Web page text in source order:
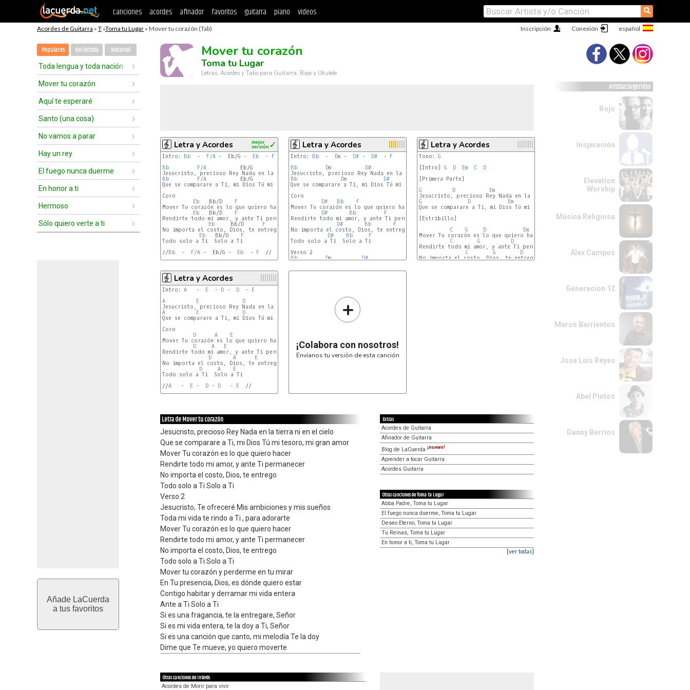
canciones acordes afinador favoritos guitarra piano videos ⚲
Acordes de Guitarra » T »Toma tu Lugar » Mover tu corazón (Tab) Conexión
Inscripción
Populares del Artista Historial
Toda lengua y toda nación
Mover tu corazón
Aquí te esperaré
Santo (una cosa)
No vamos a parar
Hay un rey
El fuego nunca duerme
En honor a ti
Hermoso
Sólo quiero verte a ti
Añade LaCuerda
a tus favoritos
Mover tu corazón
Toma tu Lugar
Letras, Acordes y Tabs para Guitarra, Bajo y Ukulele
Letra y Acordes ✓
mejor
versión
Intro: Bb
  -
F/A -  Eb/G - Eb
  -
F
Bb
F/A
           Eb/G
Bb
F/A
           Eb/G
F
Que se comparare a Ti, mi Dios Tú mi tesoro, mi gran amor
Coro
Eb
   Bb/D
F
Mover Tu corazón es lo que quiero hacer
Eb
   Bb/D
F
Rendirte todo mi amor, y ante Ti permanecer
Eb
     Bb/D
F
No importa el costo, Dios, te entrego
Eb
   Bb/D
F
Todo solo a Ti  Solo a Ti
//Bb
  -
F/A -  Eb/G - Eb
  -
F
  //
Letra y Acordes
Intro: Bb
  -
Dm - D# - D#
  -
F
Bb
Dm D# D#
Bb
Dm D# D#
F
Que se comparare a Ti, mi Dios Tú mi tesoro, mi gran amor
Coro
D#
Bb
F
Mover Tu corazón es lo que quiero hacer
D#
Bb
F
Rendirte todo mi amor, y ante Ti permanecer
D#
Bb
F
No importa el costo, Dios, te entrego
D#
Bb
F
Todo solo a Ti  Solo a Ti
Bb
Dm D#
F
Letra y Acordes
Tono: G
[Intro] G D Em C
D
[Primera Parte]
G
D Em
G
D Em
Que se comparare a Ti, mi Dios Tú mi tesoro, mi gran amor
[Estribillo]
C
G D
Em
Mover Tu corazón es lo que quiero hacer
C
G D
Rendirte todo mi amor, y ante Ti permanecer
C
G
D
No importa el costo, Dios, te entrego
Letra y Acordes
Intro: A
   -
E
  -
D - D
  -
E
A
E D
A
E D
Que se comparare a Ti, mi Dios Tú mi tesoro, mi gran amor
Coro
D
A
E
Mover Tu corazón es lo que quiero hacer
D
A
E
Rendirte todo mi amor, y ante Ti permanecer
D
A
E
No importa el costo, Dios, te entrego
D
A
E
Todo solo a Ti  Solo a Ti
//A
   -
E - D - D
   -
E
  //
+
¡Colabora con nosotros!
Envíanos tu versión de esta canción
Letra de Mover tu corazón
Jesucristo, precioso Rey Nada en la tierra ni en el cielo
Que se comparare a Ti, mi Dios Tú mi tesoro, mi gran amor
Mover Tu corazón es lo que quiero hacer
Rendirte todo mi amor, y ante Ti permanecer
No importa el costo, Dios, te entrego
Todo solo a Ti Solo a Ti
Verso 2
Jesucristo, Te ofreceré Mis ambiciones y mis sueños
Toda mi vida te rindo a Ti , para adorarte
Mover Tu corazón es lo que quiero hacer
Rendirte todo mi amor, y ante Ti permanecer
No importa el costo, Dios, te entrego
Todo solo a Ti Solo a Ti
Mover tu corazón y perderme en tu mirar
En Tu presencia, Dios, es dónde quiero estar
Contigo habitar y derramar mi vida entera
Ante a Ti Solo a Ti
Si es una fragancia, te la entregare, Señor
Si es mi vida entera, te la doy a Ti, Señor
Si es una canción que canto, mi melodía Te la doy
Dime que Te mueve, yo quiero moverte
Extras
Acordes de Guitarra
Afinador de Guitarra
Blog de LaCuerda ¡nuevo!
Aprender a tocar Guitarra
Acordes Guitarra
Otras canciones de Toma tu Lugar
Abba Padre, Toma tu Lugar
El fuego nunca duerme, Toma tu Lugar
Deseo Eterno, Toma tu Lugar
Tu Reinas, Toma tu Lugar
En honor a ti, Toma tu Lugar
[ver todas]
Otras canciones de interés
Acordes de Morir para vivir
Artistas Sugeridos
Rojo
Inspiración
Elevation
Worship
Música Religiosa
Alex Campos
Generación 12
Marco Barrientos
Jose Luis Reyes
Abel Pintos
Danny Berríos